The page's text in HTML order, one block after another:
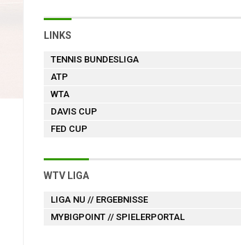
LINKS
TENNIS BUNDESLIGA
ATP
WTA
DAVIS CUP
FED CUP
WTV LIGA
LIGA NU // ERGEBNISSE
MYBIGPOINT // SPIELERPORTAL